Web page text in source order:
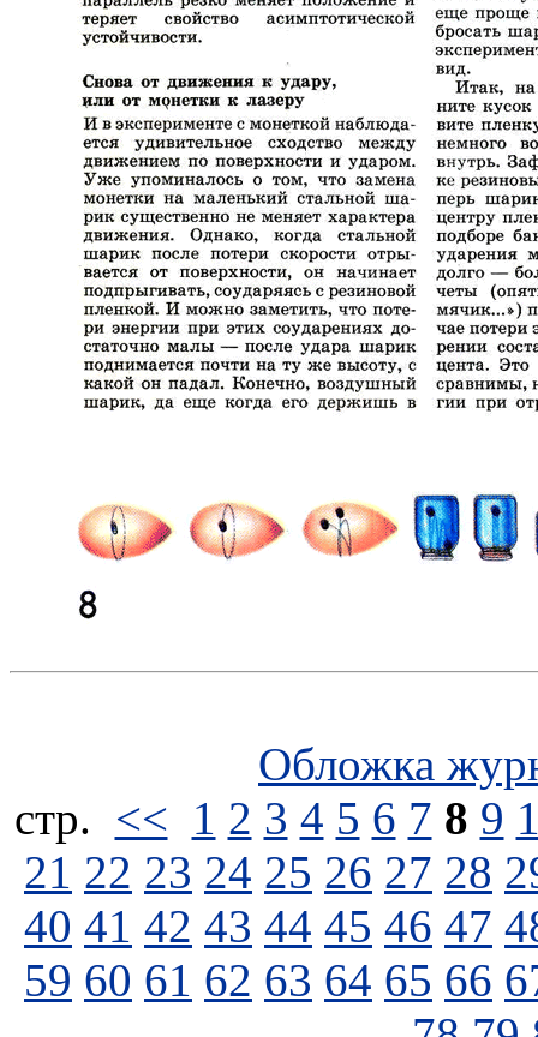
Обложка
стp. << 1 2 3 4 5 6 7 8 9
21 22 23 24 25 26 27 28
40 41 42 43 44 45 46 47
59 60 61 62 63 64 65 66